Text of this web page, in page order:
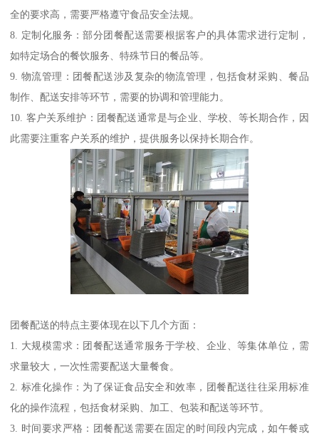
全的要求高，需要严格遵守食品安全法规。
8. 定制化服务：部分团餐配送需要根据客户的具体需求进行定制，
如特定场合的餐饮服务、特殊节日的餐品等。
9. 物流管理：团餐配送涉及复杂的物流管理，包括食材采购、餐品
制作、配送安排等环节，需要的协调和管理能力。
10. 客户关系维护：团餐配送通常是与企业、学校、等长期合作，因
此需要注重客户关系的维护，提供服务以保持长期合作。
团餐配送的特点主要体现在以下几个方面：
1. 大规模需求：团餐配送通常服务于学校、企业、等集体单位，需
求量较大，一次性需要配送大量餐食。
2. 标准化操作：为了保证食品安全和效率，团餐配送往往采用标准
化的操作流程，包括食材采购、加工、包装和配送等环节。
3. 时间要求严格：团餐配送需要在固定的时间段内完成，如午餐或